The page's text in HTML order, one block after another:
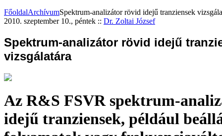
FőoldalArchívumSpektrum-analizátor rövid idejű tranziensek
2010. szeptember 10., péntek :: Dr. Zoltai József
Spektrum-analizátor rövid idejű
vizsgálatára
Az R&S FSVR spektrum-
idejű tranziensek, például